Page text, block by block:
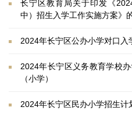
长宁区教育局关于印发《
中）招生入学工作实施方案》
2024年长宁区公办小学对口入
2024年长宁区义务教育学校
（小学）
2024年长宁区民办小学招生计